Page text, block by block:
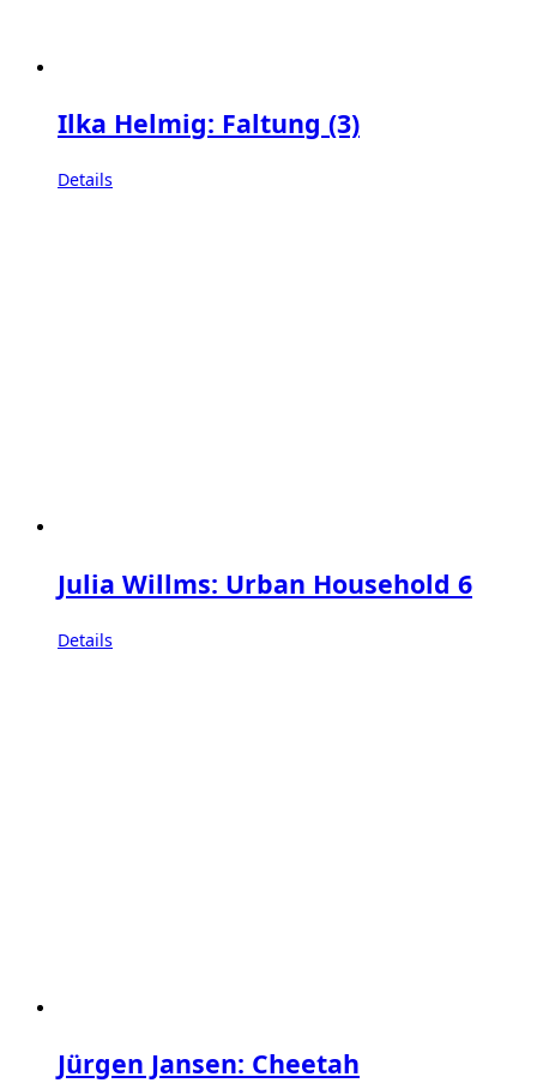
Ilka Helmig: Faltung (3)
Details
Julia Willms: Urban Household 6
Details
Jürgen Jansen: Cheetah